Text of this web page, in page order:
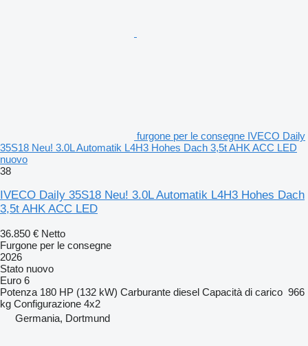
furgone per le consegne IVECO Daily
35S18 Neu! 3.0L Automatik L4H3 Hohes Dach 3,5t AHK ACC LED
nuovo
38
IVECO Daily 35S18 Neu! 3.0L Automatik L4H3 Hohes Dach
3,5t AHK ACC LED
36.850 € Netto
Furgone per le consegne
2026
Stato nuovo
Euro 6
Potenza 180 HP (132 kW) Carburante diesel Capacità di carico 966
kg Configurazione 4x2
Germania, Dortmund